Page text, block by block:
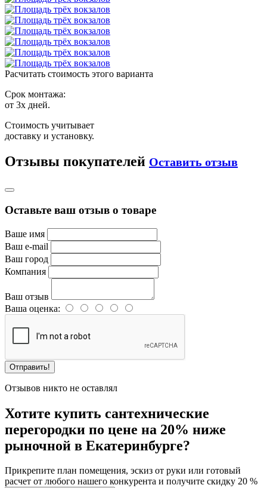
Расчитать стоимость этого варианта
Срок монтажа:
от 3х дней.
Стоимость учитывает
доставку и установку.
Отзывы покупателей Оставить отзыв
Оставьте ваш отзыв о товаре
Ваше имя
Ваш e-mail
Ваш город
Компания
Ваш отзыв
Ваша оценка:
Отправить!
Отзывов никто не оставлял
Хотите купить сантехнические
перегородки по цене на 20% ниже
рыночной в Екатеринбурге?
Прикрепите план помещения, эскиз от руки или готовый
расчет от любого нашего конкурента и получите скидку 20 %